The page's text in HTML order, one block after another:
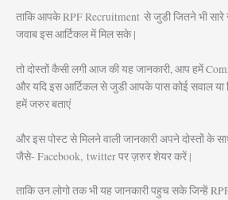
ताकि आपके RPF Recruitment से जुडी जितने भी सारे
जवाब इस आर्टिकल में मिल सके |
तो दोस्तों कैसी लगी आज की यह जानकारी, आप हमें
और यदि इस आर्टिकल से जुडी आपके पास कोई सवाल या
हमें जरुर बताएं
और इस पोस्ट से मिलने वाली जानकारी अपने दोस्तों के
जैसे- Facebook, twitter पर ज़रुर शेयर करें |
ताकि उन लोगो तक भी यह जानकारी पहुच सके जिन्हें